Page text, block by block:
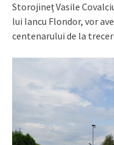
Storojineț Vasile
lui Iancu Flondor, vor
centenarului de la